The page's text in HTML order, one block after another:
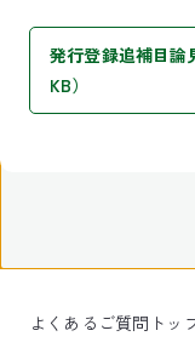
発行登録追補目論
KB）
よくあるご質問トッ